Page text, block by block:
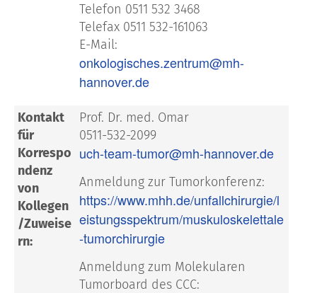
Telefon 0511 532 3468
Telefax 0511 532-161063
E-Mail:
onkologisches.zentrum@mh-
hannover.de
Kontakt
für
Korrespo
ndenz
von
Kollegen
/Zuweise
rn:
Prof. Dr. med. Omar
0511-532-2099
uch-team-tumor@mh-hannover.de
Anmeldung zur Tumorkonferenz:
https://www.mhh.de/unfallchirurgie/l
eistungsspektrum/muskuloskelettale
-tumorchirurgie
Anmeldung zum Molekularen
Tumorboard des CCC: